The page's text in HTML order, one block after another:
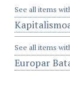
See all items
See all items
Europar